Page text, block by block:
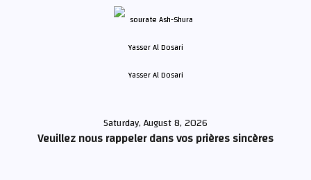
Yasser Al Dosari
Saturday, August 8, 2026
Veuillez nous rappeler dans vos prières sincères